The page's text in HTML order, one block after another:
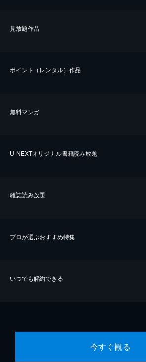
⾒放題作品
ポイント（レンタル）作品
無料マンガ
U-NEXTオリジナル書籍読み放題
雑誌読み放題
プロが選ぶおすすめ特集
いつでも解約できる
今すぐ観る